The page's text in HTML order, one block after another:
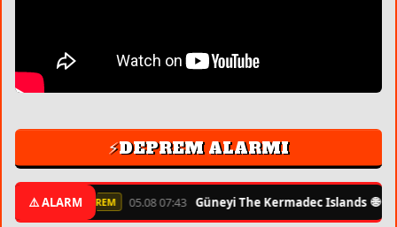
⚡DEPREM ALARMI
⚠️ ALARM
⚡ ŞİDDETLİ DEPREM 05.08 07:43 Güneyi The Kermadec Islands 🌐 6.3